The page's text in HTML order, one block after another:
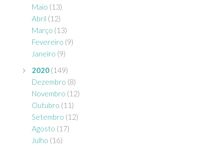
Maio (13)
Abril (12)
Março (13)
Fevereiro (9)
Janeiro (9)
2020 (149)
Dezembro (8)
Novembro (12)
Outubro (11)
Setembro (12)
Agosto (17)
Julho (16)